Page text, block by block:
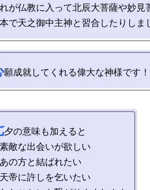
が仏教に入って北辰大菩薩や妙見
夕の意味も加えると
敵な出会いが欲しい
の方と結ばれたい
帝に許しを乞いたい